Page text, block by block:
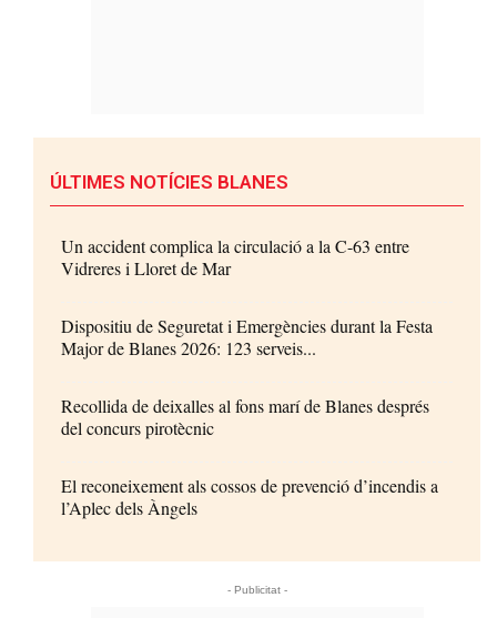
ÚLTIMES NOTÍCIES BLANES
Un accident complica la circulació a la C-63 entre
Vidreres i Lloret de Mar
Dispositiu de Seguretat i Emergències durant la Festa
Major de Blanes 2026: 123 serveis...
Recollida de deixalles al fons marí de Blanes després
del concurs pirotècnic
El reconeixement als cossos de prevenció d’incendis a
l’Aplec dels Àngels
- Publicitat -